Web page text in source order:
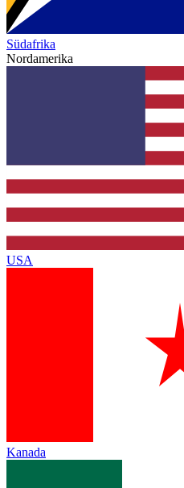
Südafrika
Nordamerika
USA
Kanada